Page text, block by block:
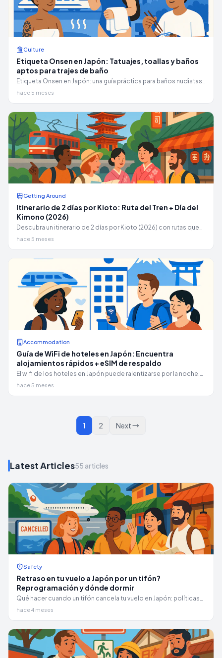
Culture
Etiqueta Onsen en Japón: Tatuajes, toallas y baños
aptos para trajes de baño
Etiqueta Onsen en Japón: una guía práctica para baños nudistas,
onsen privados, planificación para personas con tatuajes y
opciones de trajes de baño y mixtos.
hace 5 meses
Getting Around
Itinerario de 2 días por Kioto: Ruta del Tren + Día del
Kimono (2026)
Descubra un itinerario de 2 días por Kioto (2026) con rutas que
priorizan el tren, excursiones en autobús EX, cronometraje del
día del kimono y caminatas seguras según las reglas de Gion.
hace 5 meses
Accommodation
Guía de WiFi de hoteles en Japón: Encuentra
alojamientos rápidos + eSIM de respaldo
El wifi de los hoteles en Japón puede ralentizarse por la noche.
Usa esta lista de verificación para reservar y elige una eSIM, un
wifi portátil o una SIM de respaldo para el aeropuerto.
hace 5 meses
1 2 Next→
Latest Articles55 articles
Safety
Retraso en tu vuelo a Japón por un tifón?
Reprogramación y dónde dormir
Qué hacer cuando un tifón cancela tu vuelo en Japón: políticas
de reprogramación de aerolíneas (ANA, JAL, Peach, Jetstar),
dónde dormir en el aeropuerto y cómo salir más rápido.
hace 4 meses